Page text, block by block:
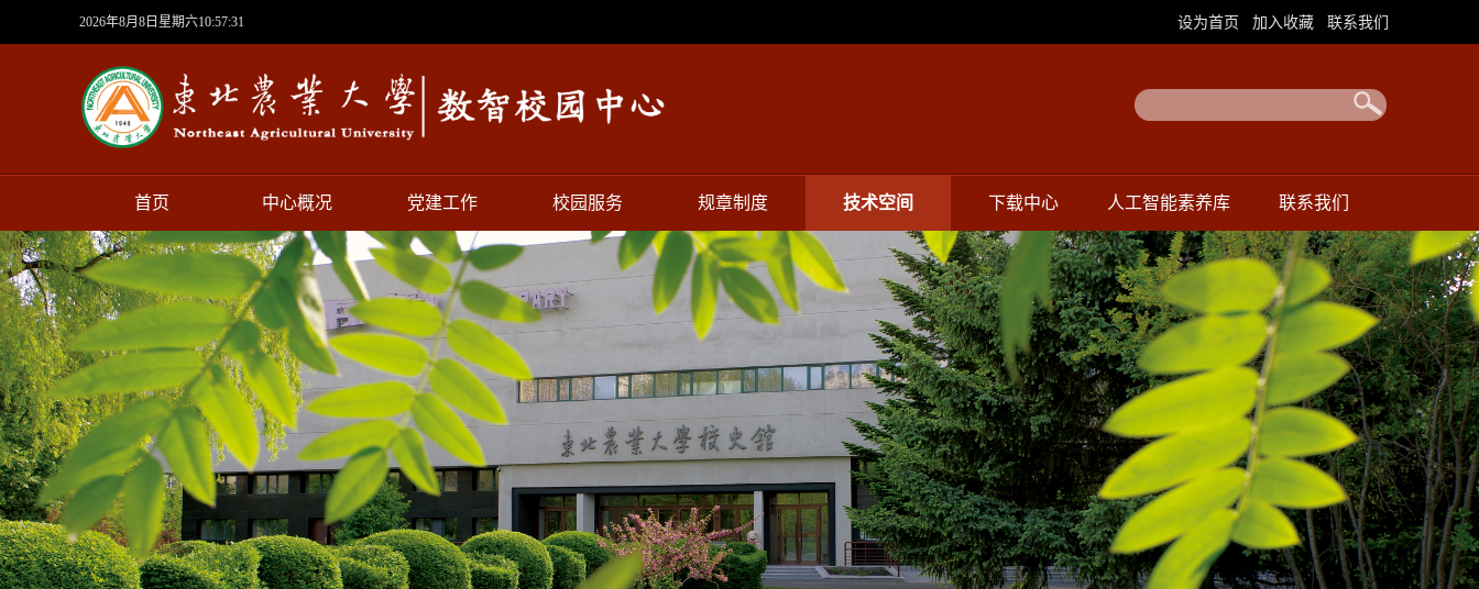
2026年8月8日星期六10:57:31 设为首页 加入收藏 联系我们
首页 中心概况 党建工作 校园服务 规章制度 技术空间 下载中心 人工智能素养库 联系我们